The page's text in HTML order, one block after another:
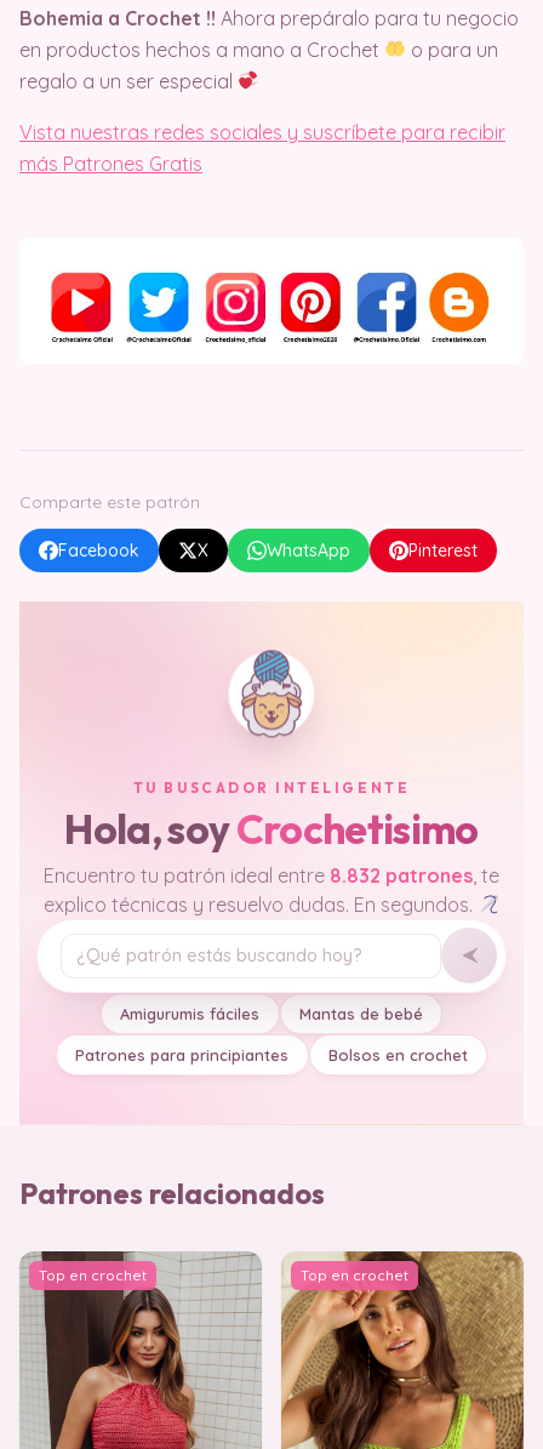
Bohemia a Crochet !! Ahora prepáralo para tu negocio
en productos hechos a mano a Crochet
o para un
regalo a un ser especial
Vista nuestras redes sociales y suscríbete para recibir
más Patrones Gratis
Comparte este patrón
Facebook X WhatsApp Pinterest
TU BUSCADOR INTELIGENTE
Hola, soyCrochetisimo
Encuentro tu patrón ideal entre 8.832 patrones, te
explico técnicas y resuelvo dudas. En segundos.
Tu pregunta
Amigurumis fáciles Mantas de bebé
Patrones para principiantes Bolsos en crochet
Patrones relacionados
Top en crochet Top en crochet